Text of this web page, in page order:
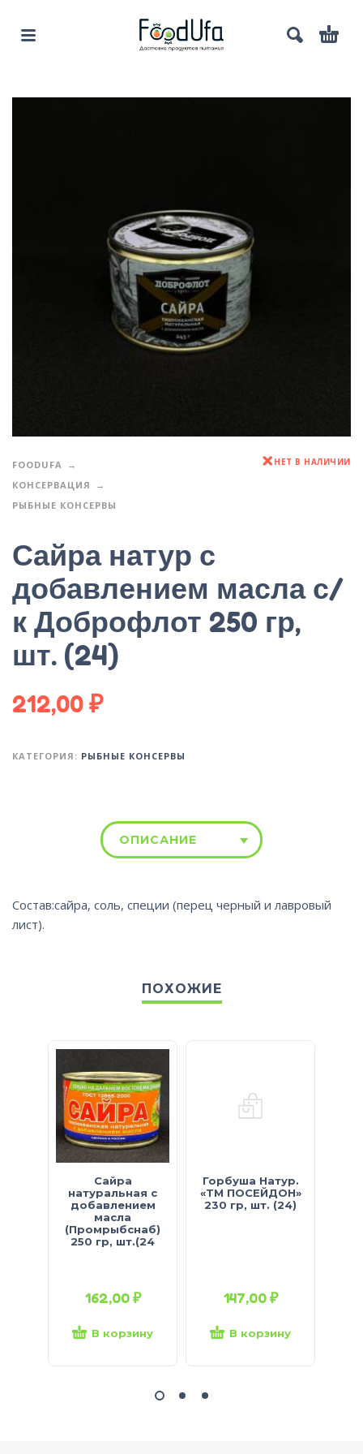
FOODUFA
КОНСЕРВАЦИЯ
РЫБНЫЕ КОНСЕРВЫ
НЕТ В НАЛИЧИИ
Сайра натур с
добавлением масла с/
к Доброфлот 250 гр,
шт. (24)
212,00₽
КАТЕГОРИЯ: РЫБНЫЕ КОНСЕРВЫ
ОПИСАНИЕ
Состав:сайра, соль, специи (перец черный и лавровый
лист).
ПОХОЖИЕ
Сайра
натуральная с
добавлением
масла
(Промрыбснаб)
250 гр, шт.(24
162,00₽
В корзину
Горбуша Натур.
«ТМ ПОСЕЙДОН»
230 гр, шт. (24)
147,00₽
В корзину